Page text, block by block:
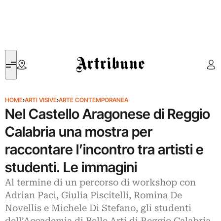
Artribune
HOME›ARTI VISIVE›ARTE CONTEMPORANEA
Nel Castello Aragonese di Reggio
Calabria una mostra per
raccontare l’incontro tra artisti e
studenti. Le immagini
Al termine di un percorso di workshop con
Adrian Paci, Giulia Piscitelli, Romina De
Novellis e Michele Di Stefano, gli studenti